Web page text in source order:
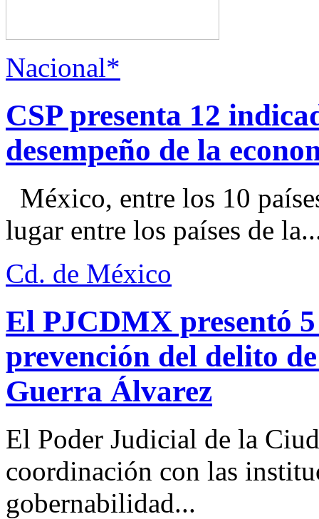
Nacional*
CSP presenta 12
desempeño de la
México, entre los 10
lugar entre los países de
Cd. de México
El PJCDMX presentó
prevención del delito
Guerra Álvarez
El Poder Judicial de la
coordinación con las
gobernabilidad...